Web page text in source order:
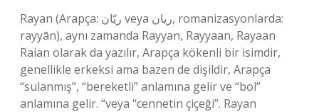
Rayan (Arapça: ريّان veya ريان, romanizasyonlarda:
rayyān), aynı zamanda Rayyan, Rayyaan, Rayaan
Raian olarak da yazılır, Arapça kökenli bir isimdir,
genellikle erkeksi ama bazen de dişildir, Arapça
“sulanmış”, “bereketli” anlamına gelir ve “bol”
anlamına gelir. “veya “cennetin çiçeği”. Rayan